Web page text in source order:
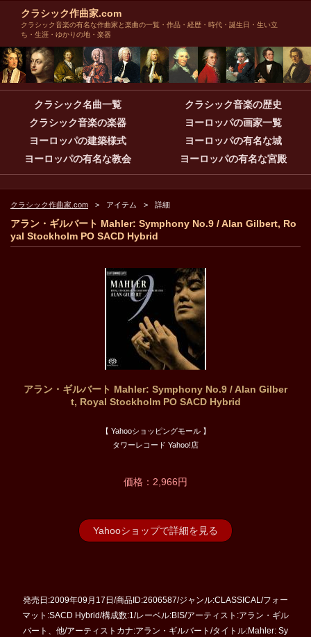
クラシック作曲家.com
クラシック音楽の有名な作曲家と楽曲の一覧・作品・経歴・時代・誕生日・生い立
ち・生涯・ゆかりの地・楽器
クラシック名曲一覧
クラシック音楽の歴史
クラシック音楽の楽器
ヨーロッパの画家一覧
ヨーロッパの建築様式
ヨーロッパの有名な城
ヨーロッパの有名な教会
ヨーロッパの有名な宮殿
クラシック作曲家.com アイテム 詳細
アラン・ギルバート Mahler: Symphony No.9 / Alan Gilbert, Ro
yal Stockholm PO SACD Hybrid
アラン・ギルバート Mahler: Symphony No.9 / Alan Gilber
t, Royal Stockholm PO SACD Hybrid
【 Yahooショッピングモール 】
タワーレコード Yahoo!店
価格：2,966円
Yahooショップで詳細を見る
発売日:2009年09月17日/商品ID:2606587/ジャンル:CLASSICAL/フォー
マット:SACD Hybrid/構成数:1/レーベル:BIS/アーティスト:アラン・ギル
バート、他/アーティストカナ:アラン・ギルバート/タイトル:Mahler: Sy